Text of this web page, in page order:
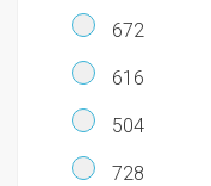
672
616
504
728